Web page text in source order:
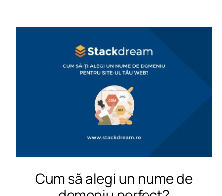
Cum să alegi un nume de